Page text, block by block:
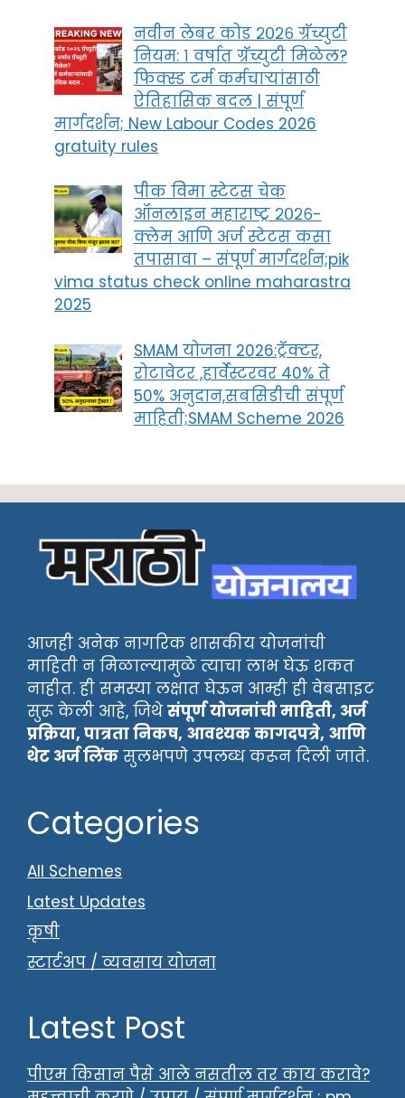
नवीन लेबर कोड २०२६ ग्रॅच्युटी
नियम: १ वर्षात ग्रॅच्युटी मिळेल?
फिक्स्ड टर्म कर्मचाऱ्यांसाठी
ऐतिहासिक बदल | संपूर्ण
मार्गदर्शन; New Labour Codes 2026
gratuity rules
पीक विमा स्टेटस चेक
ऑनलाइन महाराष्ट्र २०२६-
क्लेम आणि अर्ज स्टेटस कसा
तपासावा – संपूर्ण मार्गदर्शन;pik
vima status check online maharastra
2025
SMAM योजना 2026:ट्रॅक्टर,
रोटावेटर ,हार्वेस्टरवर 40% ते
50% अनुदान,सबसिडीची संपूर्ण
माहिती;SMAM Scheme 2026
आजही अनेक नागरिक शासकीय योजनांची
माहिती न मिळाल्यामुळे त्याचा लाभ घेऊ शकत
नाहीत. ही समस्या लक्षात घेऊन आम्ही ही वेबसाइट
सुरू केली आहे, जिथेसंपूर्ण योजनांची माहिती, अर्ज
प्रक्रिया, पात्रता निकष, आवश्यक कागदपत्रे, आणि
थेट अर्ज लिंक सुलभपणे उपलब्ध करून दिली जाते.
Categories
All Schemes
Latest Updates
कृषी
स्टार्टअप / व्यवसाय योजना
Latest Post
पीएम किसान पैसे आले नसतील तर काय करावे?